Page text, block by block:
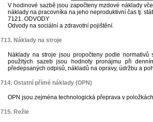
V hodinové sazbě jsou započteny mzdové náklady
náklady na pracovníka na jeho neproduktivní čas tj.
7121. ODVODY
Odvody na sociální a zdravotní pojištění.
713. Náklady na stroje
Náklady na stroje jsou propočteny podle
použitých sazeb jsou hodnoty pronájmu při
předepsaných odpisů, nákladů na opravy, údržbu a
714. Ostatní přímé náklady (OPN)
OPN jsou zejména technologická přeprava v
715. Režie